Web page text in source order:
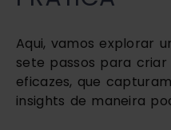
Aqui, vamos explorar
sete passos para
eficazes, que
insights de maneira